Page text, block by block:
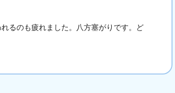
るのも疲れました。八方塞がりです。ど